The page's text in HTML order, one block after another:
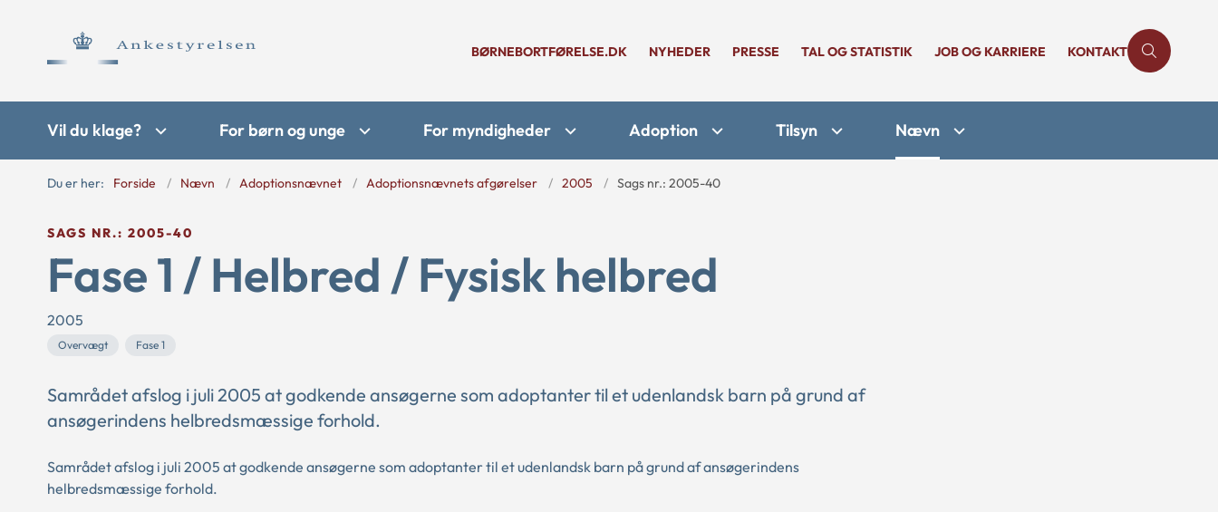
BØRNEBORTFØRELSE.DK NYHEDER PRESSE TAL OG STATISTIK JOB OG KARRIERE KONTAKT
Vil du klage? For børn og unge For myndigheder Adoption Tilsyn Nævn
Du er her: Forside Nævn Adoptionsnævnet Adoptionsnævnets afgørelser 2005 Sags nr.: 2005-40
SAGS NR.: 2005-40
Fase 1 / Helbred / Fysisk helbred
2005
Overvægt Fase 1
Samrådet afslog i juli 2005 at godkende ansøgerne som adoptanter til et udenlandsk barn på grund af
ansøgerindens helbredsmæssige forhold.
Samrådet afslog i juli 2005 at godkende ansøgerne som adoptanter til et udenlandsk barn på grund af ansøgerindens
helbredsmæssige forhold.